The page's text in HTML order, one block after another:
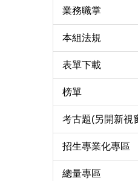
業務職掌
本組法規
表單下載
榜單
考古題(另開新視
招生專業化專區
總量專區